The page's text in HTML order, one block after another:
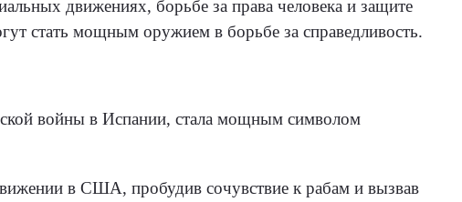
движениях, борьбе за права человека и защите
стать мощным оружием в борьбе за справедливость.
войны в Испании, стала мощным символом
в США, пробудив сочувствие к рабам и вызвав